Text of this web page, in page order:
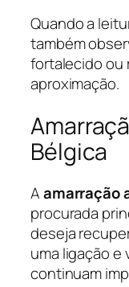
Quando a
também
fortalecido ou
aproximação.
Bélgica
Aamarração
procurada
deseja
uma ligação
continuam